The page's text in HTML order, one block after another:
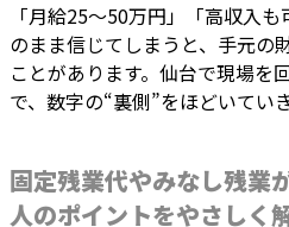
「月給25〜50万円」「高収入
のまま信じてしまうと、手元の
ことがあります。仙台で現場を
で、数字の“裏側”をほどいていき
固定残業代やみなし残業
人のポイントをやさしく